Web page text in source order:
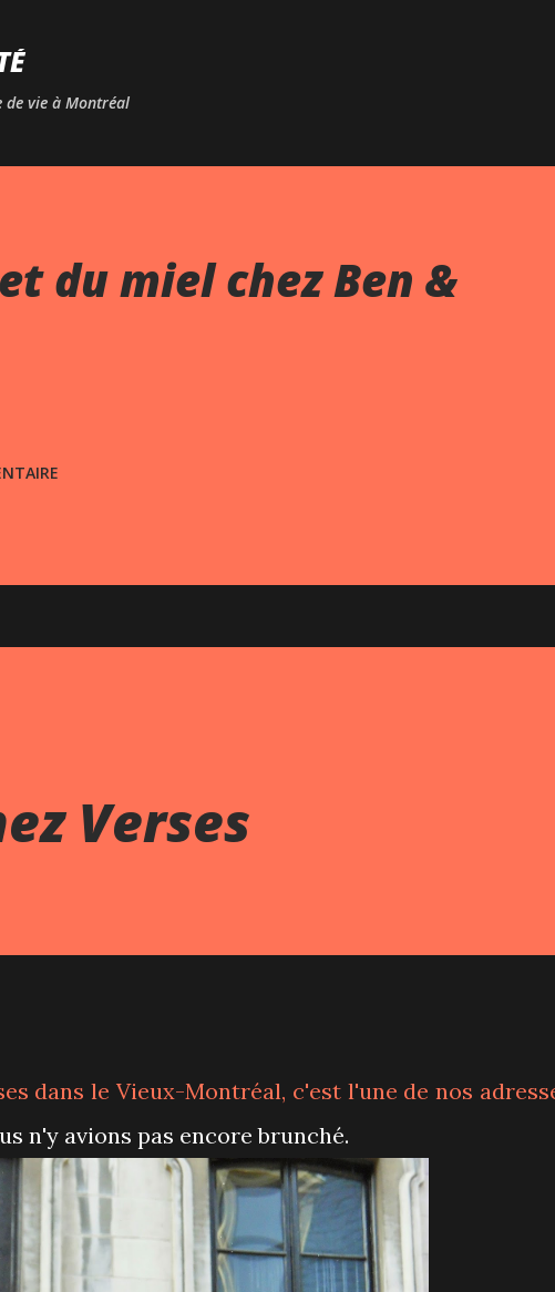
de vie à Montréal
du miel chez Ben &
Verses
dans le Vieux-Montréal, c'est l'une de nos
n'y avions pas encore brunché.